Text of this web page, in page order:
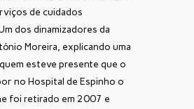
de cuidados
dos dinamizadores da
Moreira, explicando uma
esteve presente que o
no Hospital de Espinho o
foi retirado em 2007 e